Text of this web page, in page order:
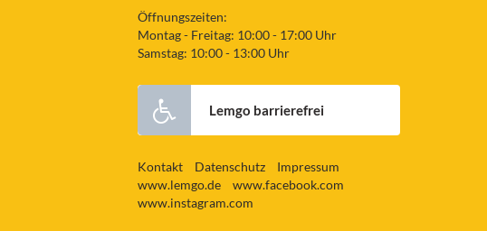
Öffnungszeiten:
Montag - Freitag: 10:00 - 17:00 Uhr
Samstag: 10:00 - 13:00 Uhr
Lemgo barrierefrei
Kontakt Datenschutz
Impressum
www.lemgo.de
www.facebook.com
www.instagram.com